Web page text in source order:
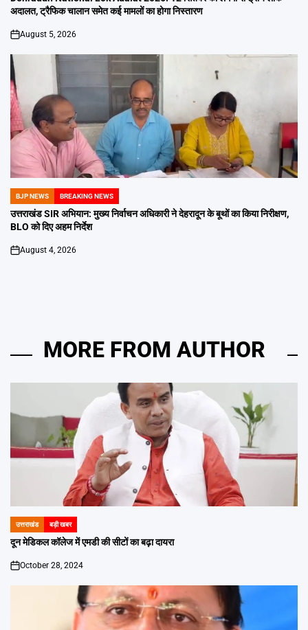
अदालत, ट्रैफिक चालान समेत कई मामलों का होगा निस्तारण
on
August 5, 2026
POSTED
IN
BJP NEWS BREAKING NEWS
उत्तराखंड SIR अभियान: मुख्य निर्वाचन अधिकारी ने देहरादून के बूथों का किया निरीक्षण,
BLO को दिए अहम निर्देश
on
August 4, 2026
MORE FROM AUTHOR
POSTED
IN
उत्तराखंड बड़ी खबर
दून मेडिकल कॉलेज में एमडी की सीटों का बढ़ा दायरा
on
October 28, 2024